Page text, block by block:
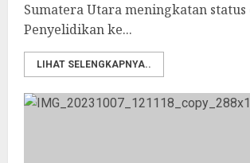
Sumatera Utara meningkatan status
Penyelidikan ke...
LIHAT SELENGKAPNYA..